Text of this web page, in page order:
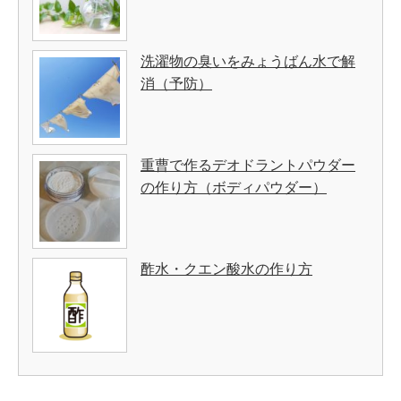
洗濯物の臭いをみょうばん水で解
消（予防）
重曹で作るデオドラントパウダー
の作り方（ボディパウダー）
酢水・クエン酸水の作り方